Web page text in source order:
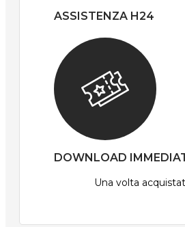
ASSISTENZA H24
DOWNLOAD
Una volta